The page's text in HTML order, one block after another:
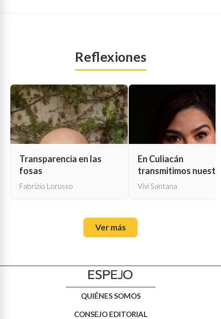
Reflexiones
Transparencia en las
fosas
Fabrizio Lorusso
En Culiacán
transmitimos
propia muerte
Vivi Santana
Ver más
QUIÉNES SOMOS
CONSEJO EDITORIAL